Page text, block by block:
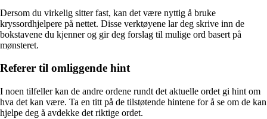
Dersom du virkelig sitter fast, kan det være nyttig å bruke
kryssordhjelpere på nettet. Disse verktøyene lar deg skrive inn de
bokstavene du kjenner og gir deg forslag til mulige ord basert på
mønsteret.
Referer til omliggende hint
I noen tilfeller kan de andre ordene rundt det aktuelle ordet gi hint om
hva det kan være. Ta en titt på de tilstøtende hintene for å se om de kan
hjelpe deg å avdekke det riktige ordet.